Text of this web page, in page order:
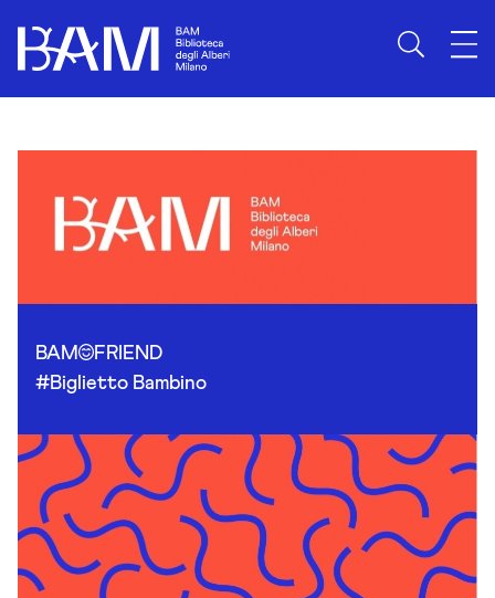
BAM
FRIEND
#Biglietto Bambino